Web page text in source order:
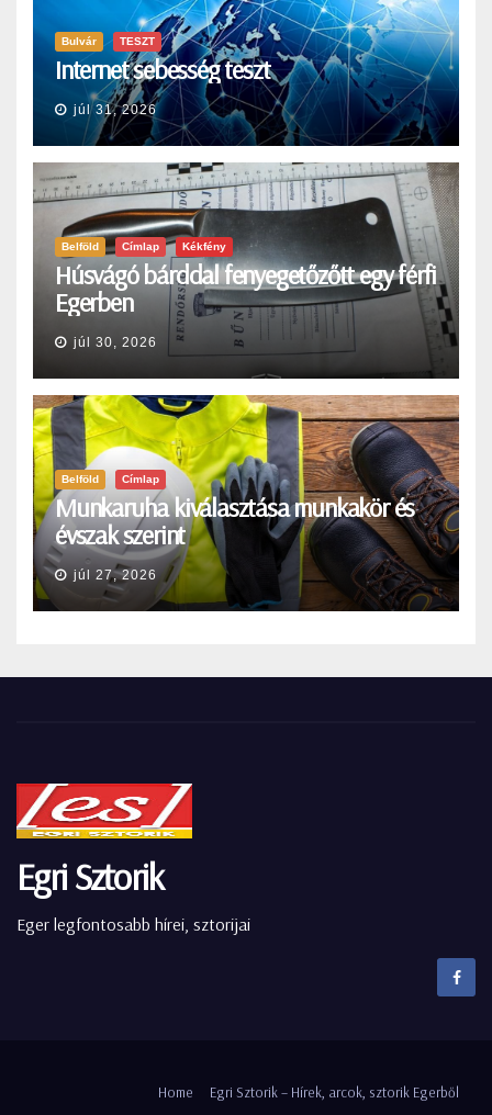
Bulvár TESZT
Internet sebesség teszt
júl 31, 2026
Belföld Címlap Kékfény
Húsvágó bárddal fenyegetőzőtt egy férfi
Egerben
júl 30, 2026
Belföld Címlap
Munkaruha kiválasztása munkakör és
évszak szerint
júl 27, 2026
Egri Sztorik
Eger legfontosabb hírei, sztorijai
Home Egri Sztorik – Hírek, arcok, sztorik Egerből